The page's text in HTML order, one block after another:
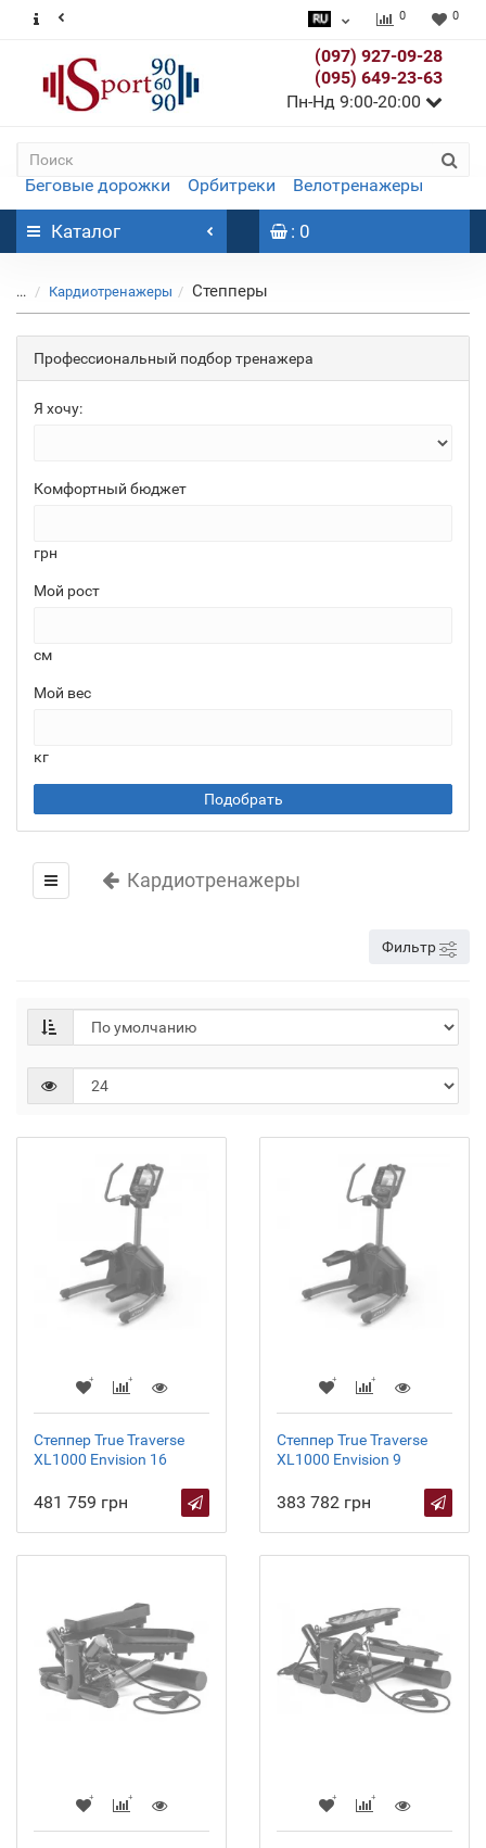
0 0
(097) 927-09-28
(095) 649-23-63
Пн-Нд 9:00-20:00
Беговые дорожки Орбитреки Велотренажеры
Каталог : 0
... Кардиотренажеры Степперы
Профессиональный подбор тренажера
Я хочу:
Комфортный бюджет
грн
Мой рост
см
Мой вес
кг
Подобрать
Кардиотренажеры
Фильтр
Степпер True Traverse
XL1000 Envision 16
481 759 грн
Степпер True Traverse
XL1000 Envision 9
383 782 грн